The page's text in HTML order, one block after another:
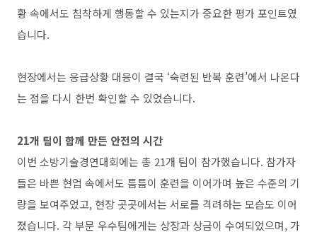
황 속에서도 침착하게 행동할 수 있는지가 중요한 평가 포인트였
습니다.
현장에서는 응급상황 대응이 결국 ‘숙련된 반복 훈련’에서 나온다
는 점을 다시 한번 확인할 수 있었습니다.
21개 팀이 함께 만든 안전의 시간
이번 소방기술경연대회에는 총 21개 팀이 참가했습니다. 참가자
들은 바쁜 현업 속에서도 틈틈이 훈련을 이어가며 높은 수준의 기
량을 보여주었고, 현장 곳곳에서는 서로를 격려하는 모습도 이어
졌습니다. 각 부문 우수팀에게는 상장과 상금이 수여되었으며, 가